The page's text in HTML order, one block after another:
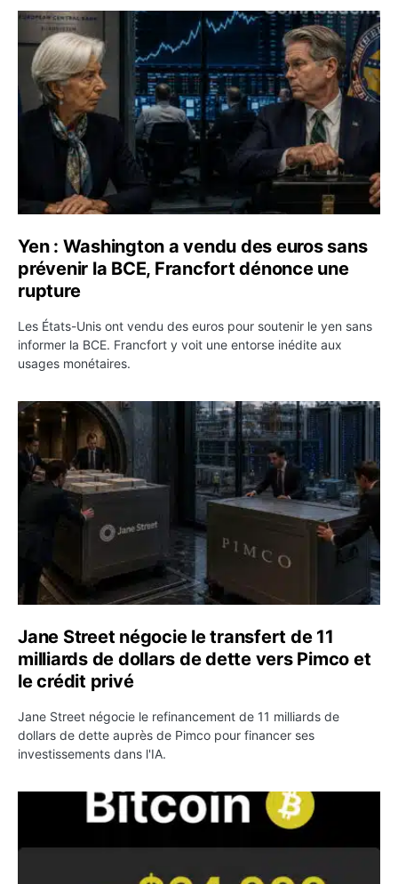
Yen : Washington a vendu des euros sans prévenir la
Yen : Washington a vendu des euros sans
prévenir la BCE, Francfort dénonce une
rupture
Les États-Unis ont vendu des euros pour soutenir le yen sans
informer la BCE. Francfort y voit une entorse inédite aux
usages monétaires.
Jane Street négocie le transfert de 11 milliards de
Jane Street négocie le transfert de 11
milliards de dollars de dette vers Pimco et
le crédit privé
Jane Street négocie le refinancement de 11 milliards de
dollars de dette auprès de Pimco pour financer ses
investissements dans l'IA.
Bitcoin stagne à 64 000 dollars pendant que les